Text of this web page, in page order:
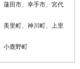
蓮田市、幸手市、宮代
美里町、神川町、上里
小鹿野町